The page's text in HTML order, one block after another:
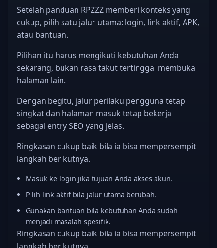
Setelah panduan RPZZZ memberi konteks yang
cukup, pilih satu jalur utama: login, link aktif, APK,
atau bantuan.
Pilihan itu harus mengikuti kebutuhan Anda
sekarang, bukan rasa takut tertinggal membuka
halaman lain.
Dengan begitu, jalur perilaku pengguna tetap
singkat dan halaman masuk tetap bekerja
sebagai entry SEO yang jelas.
Ringkasan cukup baik bila ia bisa mempersempit
langkah berikutnya.
Masuk ke login jika tujuan Anda akses akun.
Pilih link aktif bila jalur utama berubah.
Gunakan bantuan bila kebutuhan Anda sudah
menjadi masalah spesifik.
Ringkasan cukup baik bila ia bisa mempersempit